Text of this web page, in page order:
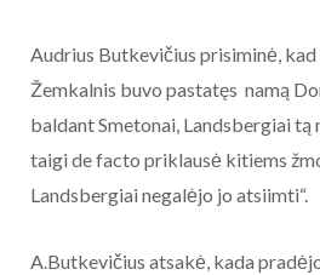
Audrius Butkevičius prisiminė,
Žemkalnis buvo pastatęs namą
baldant Smetonai, Landsbergiai tą
taigi de facto priklausė kitiems
Landsbergiai negalėjo jo atsiimti“.
A.Butkevičius atsakė, kada